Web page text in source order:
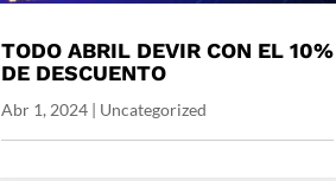
TODO ABRIL DEVIR CON EL 10%
DE DESCUENTO
Abr 1, 2024| Uncategorized